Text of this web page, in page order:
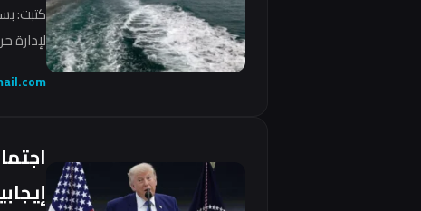
كتبت:
لإدارة